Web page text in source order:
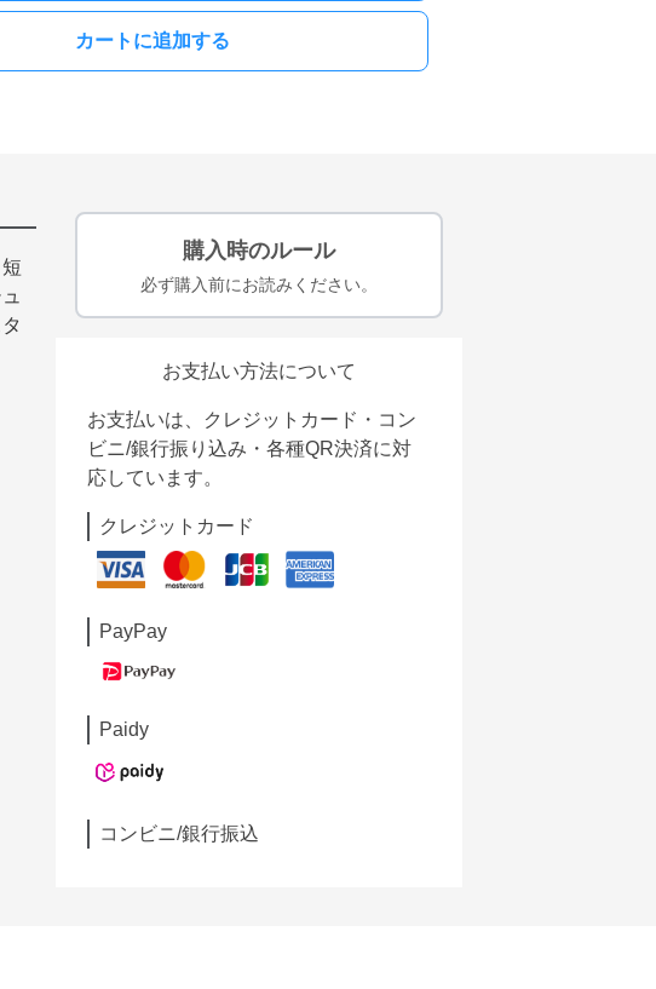
カートに追加する
購入時のルール
必ず購入前にお読みください。
お支払い方法について
お支払いは、クレジットカード・コン
ビニ/銀行振り込み・各種QR決済に対
応しています。
クレジットカード
PayPay
Paidy
コンビニ/銀行振込